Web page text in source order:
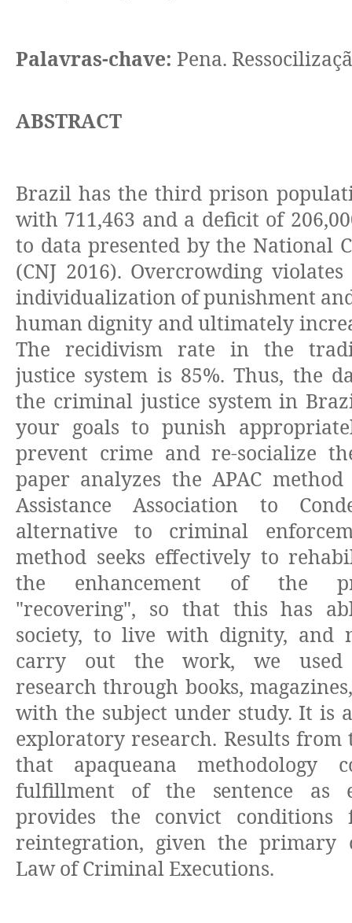
Palavras-chave: Pena.
ABSTRACT
Brazil has the third prison
with 711,463 and a deficit of
to data presented by the National
(CNJ 2016). Overcrowding
individualization of punishment
human dignity and ultimately
The recidivism rate in the
justice system is 85%. Thus, the
the criminal justice system in
your goals to punish
prevent crime and re-socialize
paper analyzes the APAC
Assistance Association to
alternative to criminal
method seeks effectively to
the enhancement of the
"recovering", so that this has
society, to live with dignity, and
carry out the work, we used
research through books,
with the subject under study. It is
exploratory research. Results from
that apaqueana methodology
fulfillment of the sentence as
provides the convict
reintegration, given the primary
Law of Criminal Executions.